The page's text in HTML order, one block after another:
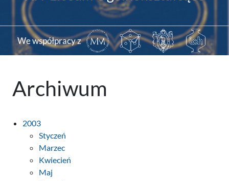
We współpracy z
Archiwum
2003
Styczeń
Marzec
Kwiecień
Maj